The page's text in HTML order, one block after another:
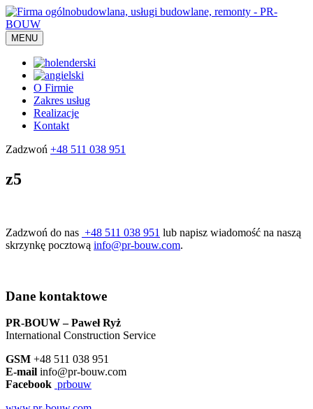
MENU
O Firmie
Zakres usług
Realizacje
Kontakt
Zadzwoń +48 511 038 951
z5
Zadzwoń do nas +48 511 038 951 lub napisz wiadomość na naszą
skrzynkę pocztową info@pr-bouw.com.
Dane kontaktowe
PR-BOUW – Paweł Ryż
International Construction Service
GSM +48 511 038 951
E-mail info@pr-bouw.com
Facebook prbouw